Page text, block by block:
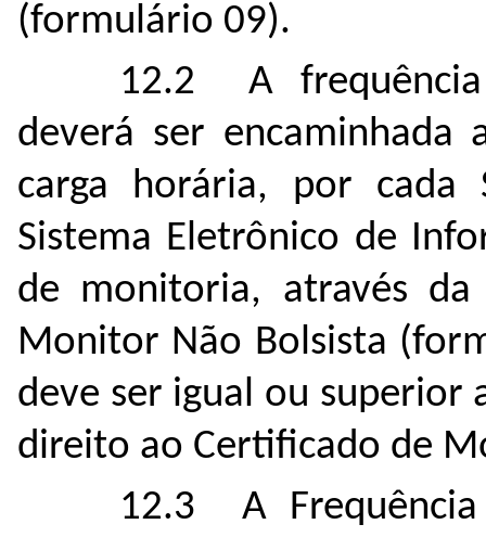
(formulário 09).
12.2 A
deverá ser
carga horária, por cada
Sistema Eletrônico de
de monitoria, através da
Monitor Não Bolsista
deve ser igual ou
direito ao Certificado de
12.3 A